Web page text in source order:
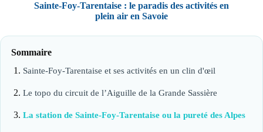
Sainte-Foy-Tarentaise : le paradis des activités en
plein air en Savoie
Sommaire
Sainte-Foy-Tarentaise et ses activités en un clin d'œil
Le topo du circuit de l’Aiguille de la Grande Sassière
La station de Sainte-Foy-Tarentaise ou la pureté des Alpes